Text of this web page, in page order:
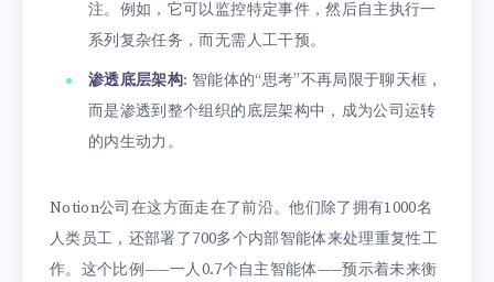
注。例如，它可以监控特定事件，然后自主执行一
系列复杂任务，而无需人工干预。
渗透底层架构: 智能体的“思考”不再局限于聊天框，
而是渗透到整个组织的底层架构中，成为公司运转
的内生动力。
Notion公司在这方面走在了前沿。他们除了拥有1000名
人类员工，还部署了700多个内部智能体来处理重复性工
作。这个比例——一人0.7个自主智能体——预示着未来衡